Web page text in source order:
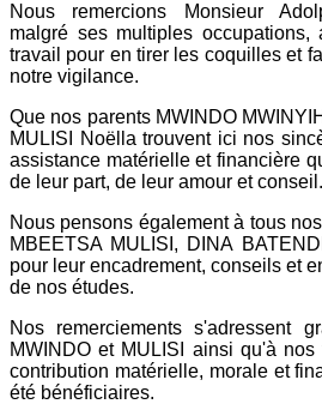
Nous remercions Monsieur
malgré ses multiples
travail pour en tirer les coquilles et
notre vigilance.
Que nos parents MWINDO
MULISI Noëlla trouvent ici nos
assistance matérielle et financière
de leur part, de leur amour et conseil.
Nous pensons également à tous
MBEETSA MULISI, DINA
pour leur encadrement, conseils et
de nos études.
Nos remerciements s'adressent
MWINDO et MULISI ainsi qu'à
contribution matérielle, morale et
été bénéficiaires.